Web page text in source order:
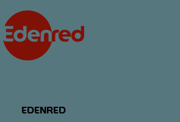
EDENRED